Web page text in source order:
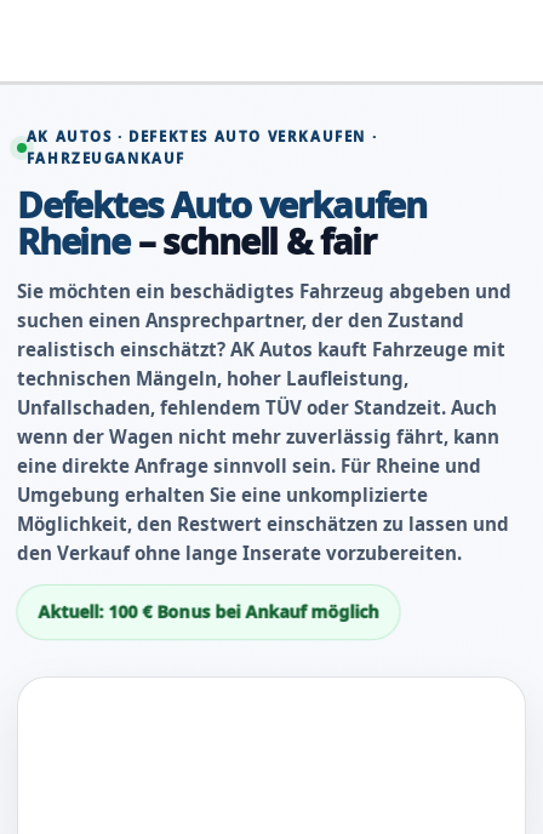
springen
AK AUTOS · DEFEKTES AUTO VERKAUFEN ·
FAHRZEUGANKAUF
Defektes Auto verkaufen
Rheine– schnell & fair
Sie möchten ein beschädigtes Fahrzeug abgeben und
suchen einen Ansprechpartner, der den Zustand
realistisch einschätzt? AK Autos kauft Fahrzeuge mit
technischen Mängeln, hoher Laufleistung,
Unfallschaden, fehlendem TÜV oder Standzeit. Auch
wenn der Wagen nicht mehr zuverlässig fährt, kann
eine direkte Anfrage sinnvoll sein. Für Rheine und
Umgebung erhalten Sie eine unkomplizierte
Möglichkeit, den Restwert einschätzen zu lassen und
den Verkauf ohne lange Inserate vorzubereiten.
Aktuell: 100 € Bonus bei Ankauf möglich